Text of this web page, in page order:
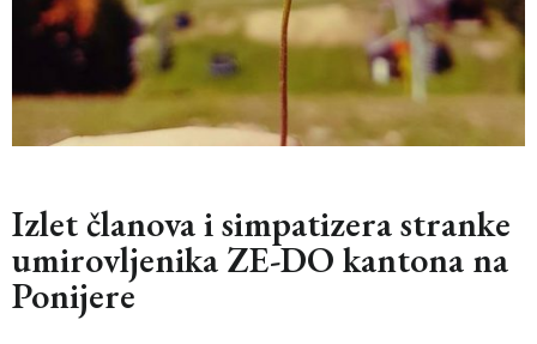
Izlet članova i simpatizera stranke
umirovljenika ZE-DO kantona na
Ponijere